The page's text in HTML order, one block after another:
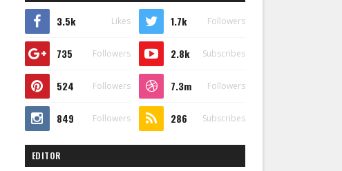
3.5k Likes 1.7k Followers
735 Followers 2.8k Subscribes
524 Followers 7.3m Followers
849 Followers 286 Subscribes
EDITOR